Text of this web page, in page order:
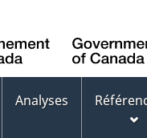
Analyses